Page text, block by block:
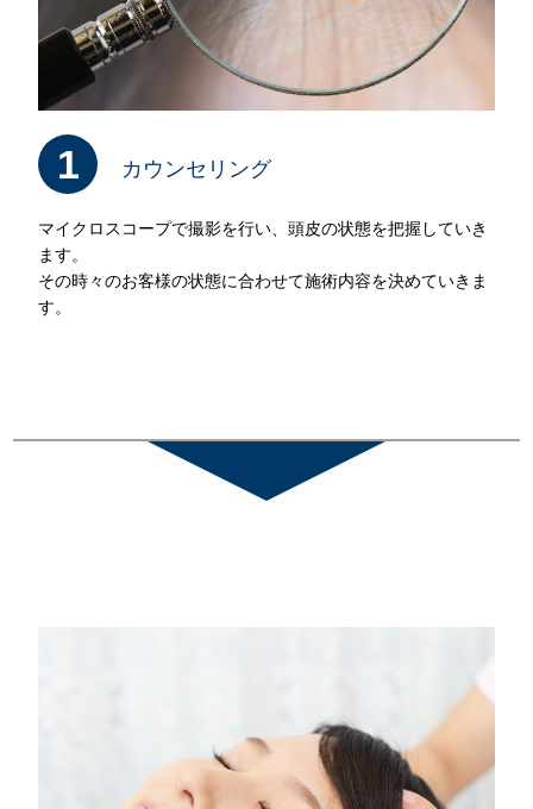
1 カウンセリング
マイクロスコープで撮影を行い、頭皮の状態を把握していき
ます。
その時々のお客様の状態に合わせて施術内容を決めていきま
す。